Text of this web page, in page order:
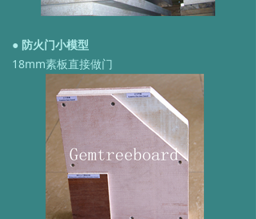
● 防火门小模型
18mm素板直接做门